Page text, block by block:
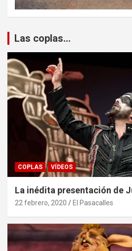
Las coplas...
COPLAS VÍDEOS
La inédita presentación de
22 febrero, 2020 El Pasacalles